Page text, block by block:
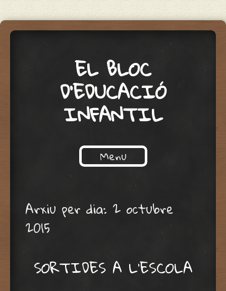
EL BLOC
D'EDUCACIÓ
INFANTIL
Menu
Skip to content
Arxiu per dia: 2 octubre
2015
SORTIDES A L’ESCOLA